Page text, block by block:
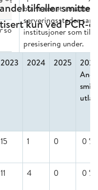
tilfeller
kun ved PCR-
2023 2024 2025
2025
15 1 0 0 %
11 4 0 0 %